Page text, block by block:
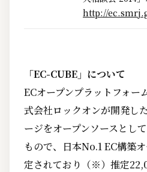
http://
「EC-CUBE」について
ECオープンプラットフォー
式会社ロックオンが開発し
ージをオープンソースとし
もので、日本No.1 EC構築
定されており（※）推定